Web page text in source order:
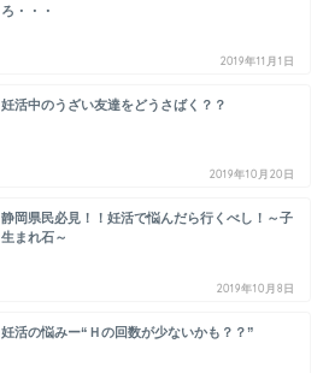
ろ・・・
2019年11月1日
妊活中のうざい友達をどうさばく？？
2019年10月20日
静岡県民必見！！妊活で悩んだら行くべし！～子
生まれ石～
2019年10月8日
妊活の悩みー“Ｈの回数が少ないかも？？”